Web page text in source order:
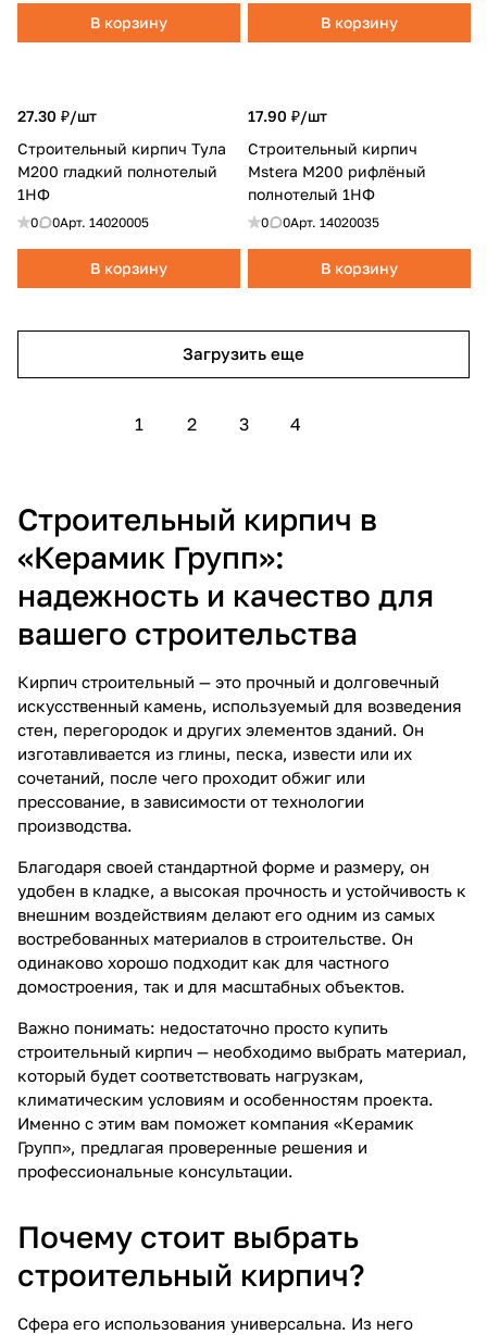
В корзину В корзину
27.30 ₽/шт
Строительный кирпич Тула
M200 гладкий полнотелый
1НФ
0 0Арт. 14020005
В корзину
17.90 ₽/шт
Строительный кирпич
Mstera M200 рифлёный
полнотелый 1НФ
0 0Арт. 14020035
В корзину
Загрузить еще
1 2 3 4
Строительный кирпич в
«Керамик Групп»:
надежность и качество для
вашего строительства
Кирпич строительный — это прочный и долговечный
искусственный камень, используемый для возведения
стен, перегородок и других элементов зданий. Он
изготавливается из глины, песка, извести или их
сочетаний, после чего проходит обжиг или
прессование, в зависимости от технологии
производства.
Благодаря своей стандартной форме и размеру, он
удобен в кладке, а высокая прочность и устойчивость к
внешним воздействиям делают его одним из самых
востребованных материалов в строительстве. Он
одинаково хорошо подходит как для частного
домостроения, так и для масштабных объектов.
Важно понимать: недостаточно просто купить
строительный кирпич — необходимо выбрать материал,
который будет соответствовать нагрузкам,
климатическим условиям и особенностям проекта.
Именно с этим вам поможет компания «Керамик
Групп», предлагая проверенные решения и
профессиональные консультации.
Почему стоит выбрать
строительный кирпич?
Сфера его использования универсальна. Из него